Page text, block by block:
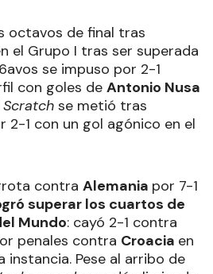
octavos de final tras
el Grupo I tras ser superada
se impuso por 2-1
con goles de Antonio Nusa
Scratch se metió tras
2-1 con un gol agónico en el
contra Alemania por 7-1
superar los cuartos de
Mundo: cayó 2-1 contra
penales contra Croacia en
instancia. Pese al arribo de